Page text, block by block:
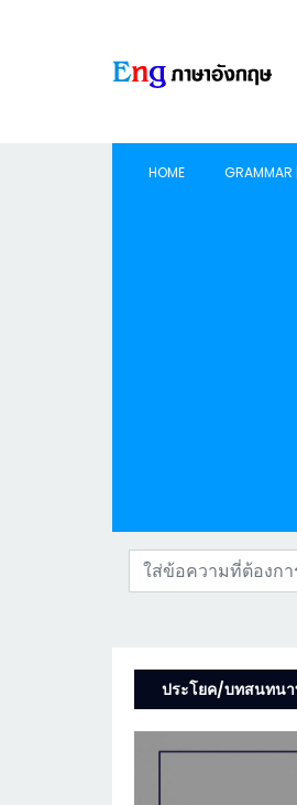
HOME
ประโยค/บทสนทน